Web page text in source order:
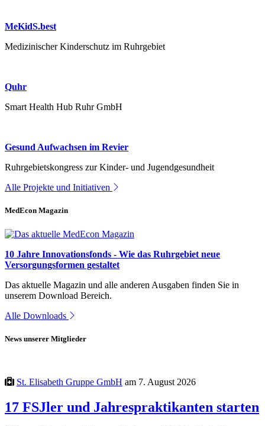
MeKidS.best
Medizinischer Kinderschutz im Ruhrgebiet
Quhr
Smart Health Hub Ruhr GmbH
Gesund Aufwachsen im Revier
Ruhrgebietskongress zur Kinder- und Jugendgesundheit
Alle Projekte und Initiativen
MedEcon Magazin
10 Jahre Innovationsfonds - Wie das Ruhrgebiet neue
Versorgungsformen gestaltet
Das aktuelle Magazin und alle anderen Ausgaben finden Sie in
unserem Download Bereich.
Alle Downloads
News unserer Mitglieder
St. Elisabeth Gruppe GmbH am 7. August 2026
17 FSJler und Jahrespraktikanten starten